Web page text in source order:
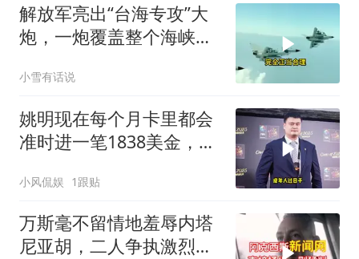
解放军亮出“台海专攻”大
炮，一炮覆盖整个海峡，
小雪有话说
姚明现在每个月卡里都会
准时进一笔1838美金，折
小风侃娱 1跟贴
万斯毫不留情地羞辱内塔
尼亚胡，二人争执激烈，